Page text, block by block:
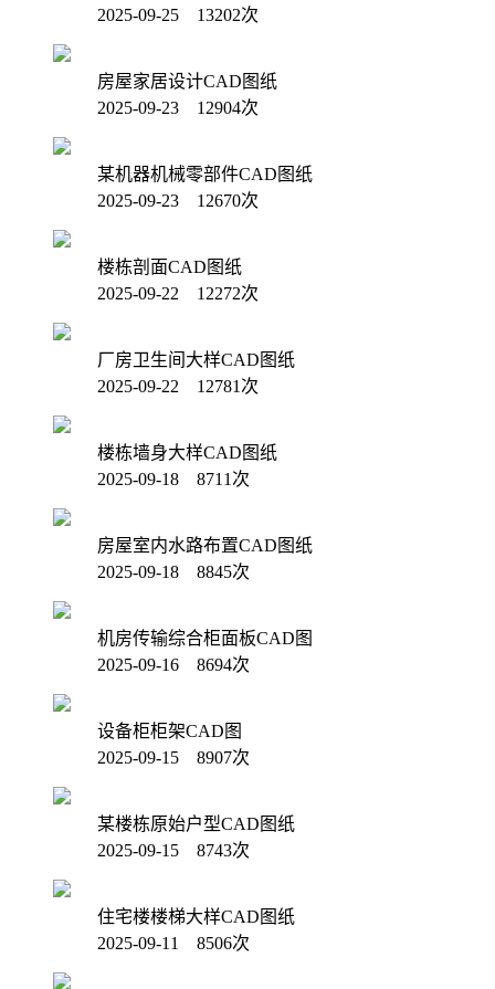
2025-09-25 13202次
房屋家居设计CAD图纸
2025-09-23 12904次
某机器机械零部件CAD图纸
2025-09-23 12670次
楼栋剖面CAD图纸
2025-09-22 12272次
厂房卫生间大样CAD图纸
2025-09-22 12781次
楼栋墙身大样CAD图纸
2025-09-18 8711次
房屋室内水路布置CAD图纸
2025-09-18 8845次
机房传输综合柜面板CAD图
2025-09-16 8694次
设备柜柜架CAD图
2025-09-15 8907次
某楼栋原始户型CAD图纸
2025-09-15 8743次
住宅楼楼梯大样CAD图纸
2025-09-11 8506次